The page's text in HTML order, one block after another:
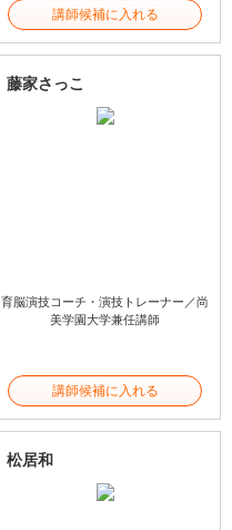
講師候補に入れる
藤家さっこ
育脳演技コーチ・演技トレーナー／尚
美学園大学兼任講師
講師候補に入れる
松居和